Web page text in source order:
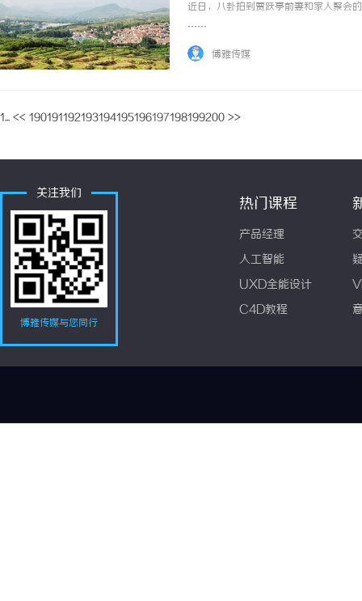
近日，八卦拍到贾跃亭前妻和家人聚会
……
博雅传媒
1... << 190191192193194195196197198199200 >>
关注我们
博雅传媒与您同行
热门课程
产品经理
人工智能
UXD全能设计
C4D教程